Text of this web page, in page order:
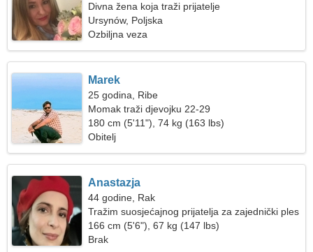
Divna žena koja traži prijatelje
Ursynów, Poljska
Ozbiljna veza
Marek
25 godina, Ribe
Momak traži djevojku 22-29
180 cm (5'11"), 74 kg (163 lbs)
Obitelj
Anastazja
44 godine, Rak
Tražim suosjećajnog prijatelja za zajednički ples
166 cm (5'6"), 67 kg (147 lbs)
Brak